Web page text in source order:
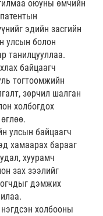
оюуны өмчийн
эдийн засгийн
улсын болон
танилцууллаа.
байцаагч
тогтоомжийн
зөрчил шалган
холбогдох
улсын байцаагч
хамаарах барааг
хуурамч
зах зээлийг
дэмжих
холбооны